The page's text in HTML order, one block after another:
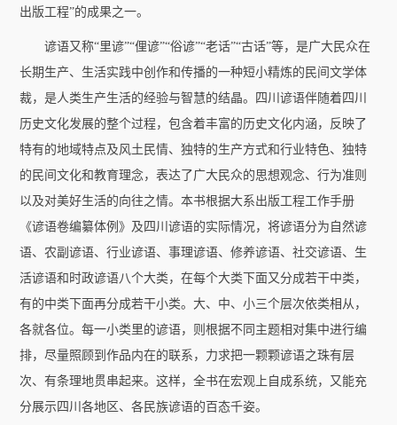
协会简介 协会章程
主席团成员
联系方式
出版工程”的成果之一。
谚语又称“里谚”“俚谚”“俗谚”“老话”“古话”等，是广大民众在
长期生产、生活实践中创作和传播的一种短小精炼的民间文学体
裁，是人类生产生活的经验与智慧的结晶。四川谚语伴随着四川
历史文化发展的整个过程，包含着丰富的历史文化内涵，反映了
特有的地域特点及风土民情、独特的生产方式和行业特色、独特
的民间文化和教育理念，表达了广大民众的思想观念、行为准则
以及对美好生活的向往之情。本书根据大系出版工程工作手册
《谚语卷编纂体例》及四川谚语的实际情况，将谚语分为自然谚
语、农副谚语、行业谚语、事理谚语、修养谚语、社交谚语、生
活谚语和时政谚语八个大类，在每个大类下面又分成若干中类，
有的中类下面再分成若干小类。大、中、小三个层次依类相从，
各就各位。每一小类里的谚语，则根据不同主题相对集中进行编
排，尽量照顾到作品内在的联系，力求把一颗颗谚语之珠有层
次、有条理地贯串起来。这样，全书在宏观上自成系统，又能充
分展示四川各地区、各民族谚语的百态千姿。